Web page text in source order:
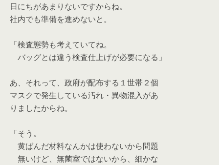
日にちがあまりないですからね。
社内でも準備を進めないと。
「検査態勢も考えていてね。
バッグとは違う検査仕上げが必要になる」
あ、それって、政府が配布する１世帯２個
マスクで発生している汚れ・異物混入があ
りましたからね。
「そう。
黄ばんだ材料なんかは使わないから問題
無いけど、無菌室ではないから、細かな